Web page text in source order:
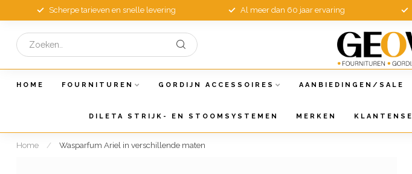
Scherpe tarieven en snelle levering Al meer dan 60 jaar ervaring
HOME FOURNITUREN GORDIJN ACCESSOIRES AANBIEDINGEN/SALE
DILETA STRIJK- EN STOOMSYSTEMEN MERKEN
Home / Wasparfum Ariel in verschillende maten